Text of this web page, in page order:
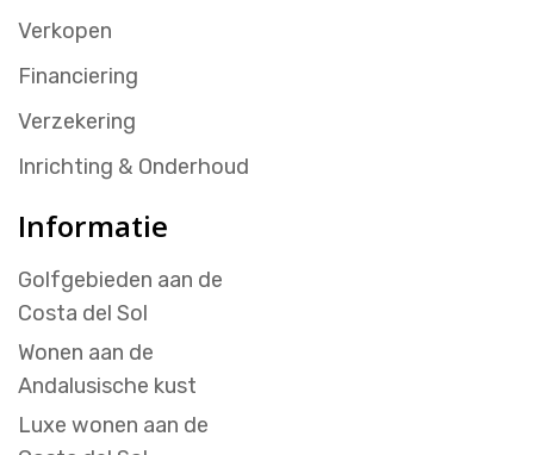
Verkopen
Financiering
Verzekering
Inrichting & Onderhoud
Informatie
Golfgebieden aan de
Costa del Sol
Wonen aan de
Andalusische kust
Luxe wonen aan de